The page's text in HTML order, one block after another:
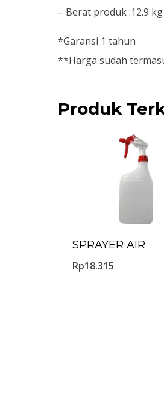
– Berat produk :12.9 kg
*Garansi 1 tahun
**Harga sudah
Produk
SPRAYER AIR
Rp18.315